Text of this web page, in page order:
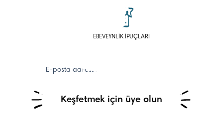
EBEVEYNLİK İPUÇLARI
E-posta adresiniz
Keşfetmek için üye olun